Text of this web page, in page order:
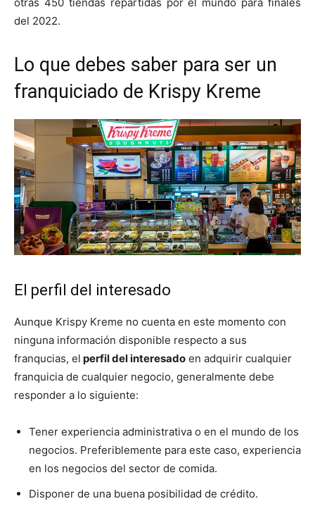
otras 450 tiendas repartidas por el mundo para finales
del 2022.
Lo que debes saber para ser un
franquiciado de Krispy Kreme
El perfil del interesado
Aunque Krispy Kreme no cuenta en este momento con
ninguna información disponible respecto a sus
franqucias, el perfil del interesado en adquirir cualquier
franquicia de cualquier negocio, generalmente debe
responder a lo siguiente:
Tener experiencia administrativa o en el mundo de los
negocios. Preferiblemente para este caso, experiencia
en los negocios del sector de comida.
Disponer de una buena posibilidad de crédito.